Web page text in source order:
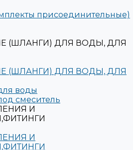
присоединительные)
(ШЛАНГИ) ДЛЯ ВОДЫ, ДЛЯ
(ШЛАНГИ) ДЛЯ ВОДЫ, ДЛЯ
воды
смеситель
И
И